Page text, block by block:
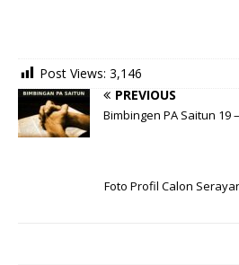
Post Views: 3,146
PREVIOUS
Bimbingen PA Saitun 19
Foto Profil Calon